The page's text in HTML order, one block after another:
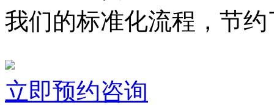
我们的标准化流程，节
立即预约咨询